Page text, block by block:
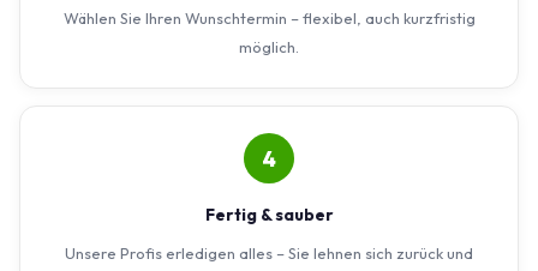
Wählen Sie Ihren Wunschtermin – flexibel, auch kurzfristig
möglich.
4
Fertig & sauber
Unsere Profis erledigen alles – Sie lehnen sich zurück und